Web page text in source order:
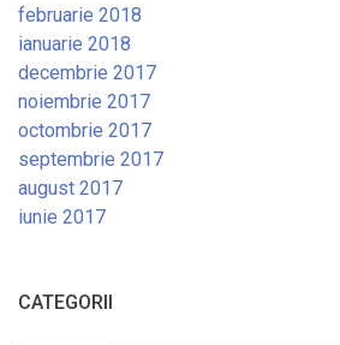
februarie 2018
ianuarie 2018
decembrie 2017
noiembrie 2017
octombrie 2017
septembrie 2017
august 2017
iunie 2017
CATEGORII